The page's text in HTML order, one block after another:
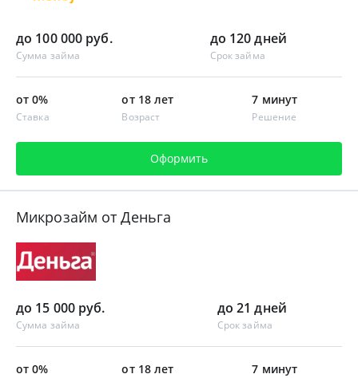
до 100 000 руб.
Сумма займа
до 120 дней
Срок займа
от 0%
Ставка
от 18 лет
Возраст
7 минут
Решение
Оформить
Микрозайм от Деньга
до 15 000 руб.
Сумма займа
до 21 дней
Срок займа
от 0% от 18 лет 7 минут